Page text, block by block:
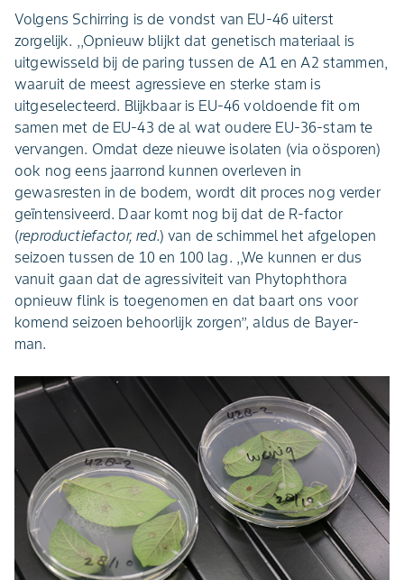
Volgens Schirring is de vondst van EU-46 uiterst
zorgelijk. ,,Opnieuw blijkt dat genetisch materiaal is
uitgewisseld bij de paring tussen de A1 en A2 stammen,
waaruit de meest agressieve en sterke stam is
uitgeselecteerd. Blijkbaar is EU-46 voldoende fit om
samen met de EU-43 de al wat oudere EU-36-stam te
vervangen. Omdat deze nieuwe isolaten (via oösporen)
ook nog eens jaarrond kunnen overleven in
gewasresten in de bodem, wordt dit proces nog verder
geïntensiveerd. Daar komt nog bij dat de R-factor
(reproductiefactor, red.) van de schimmel het afgelopen
seizoen tussen de 10 en 100 lag. ,,We kunnen er dus
vanuit gaan dat de agressiviteit van Phytophthora
opnieuw flink is toegenomen en dat baart ons voor
komend seizoen behoorlijk zorgen’’, aldus de Bayer-
man.